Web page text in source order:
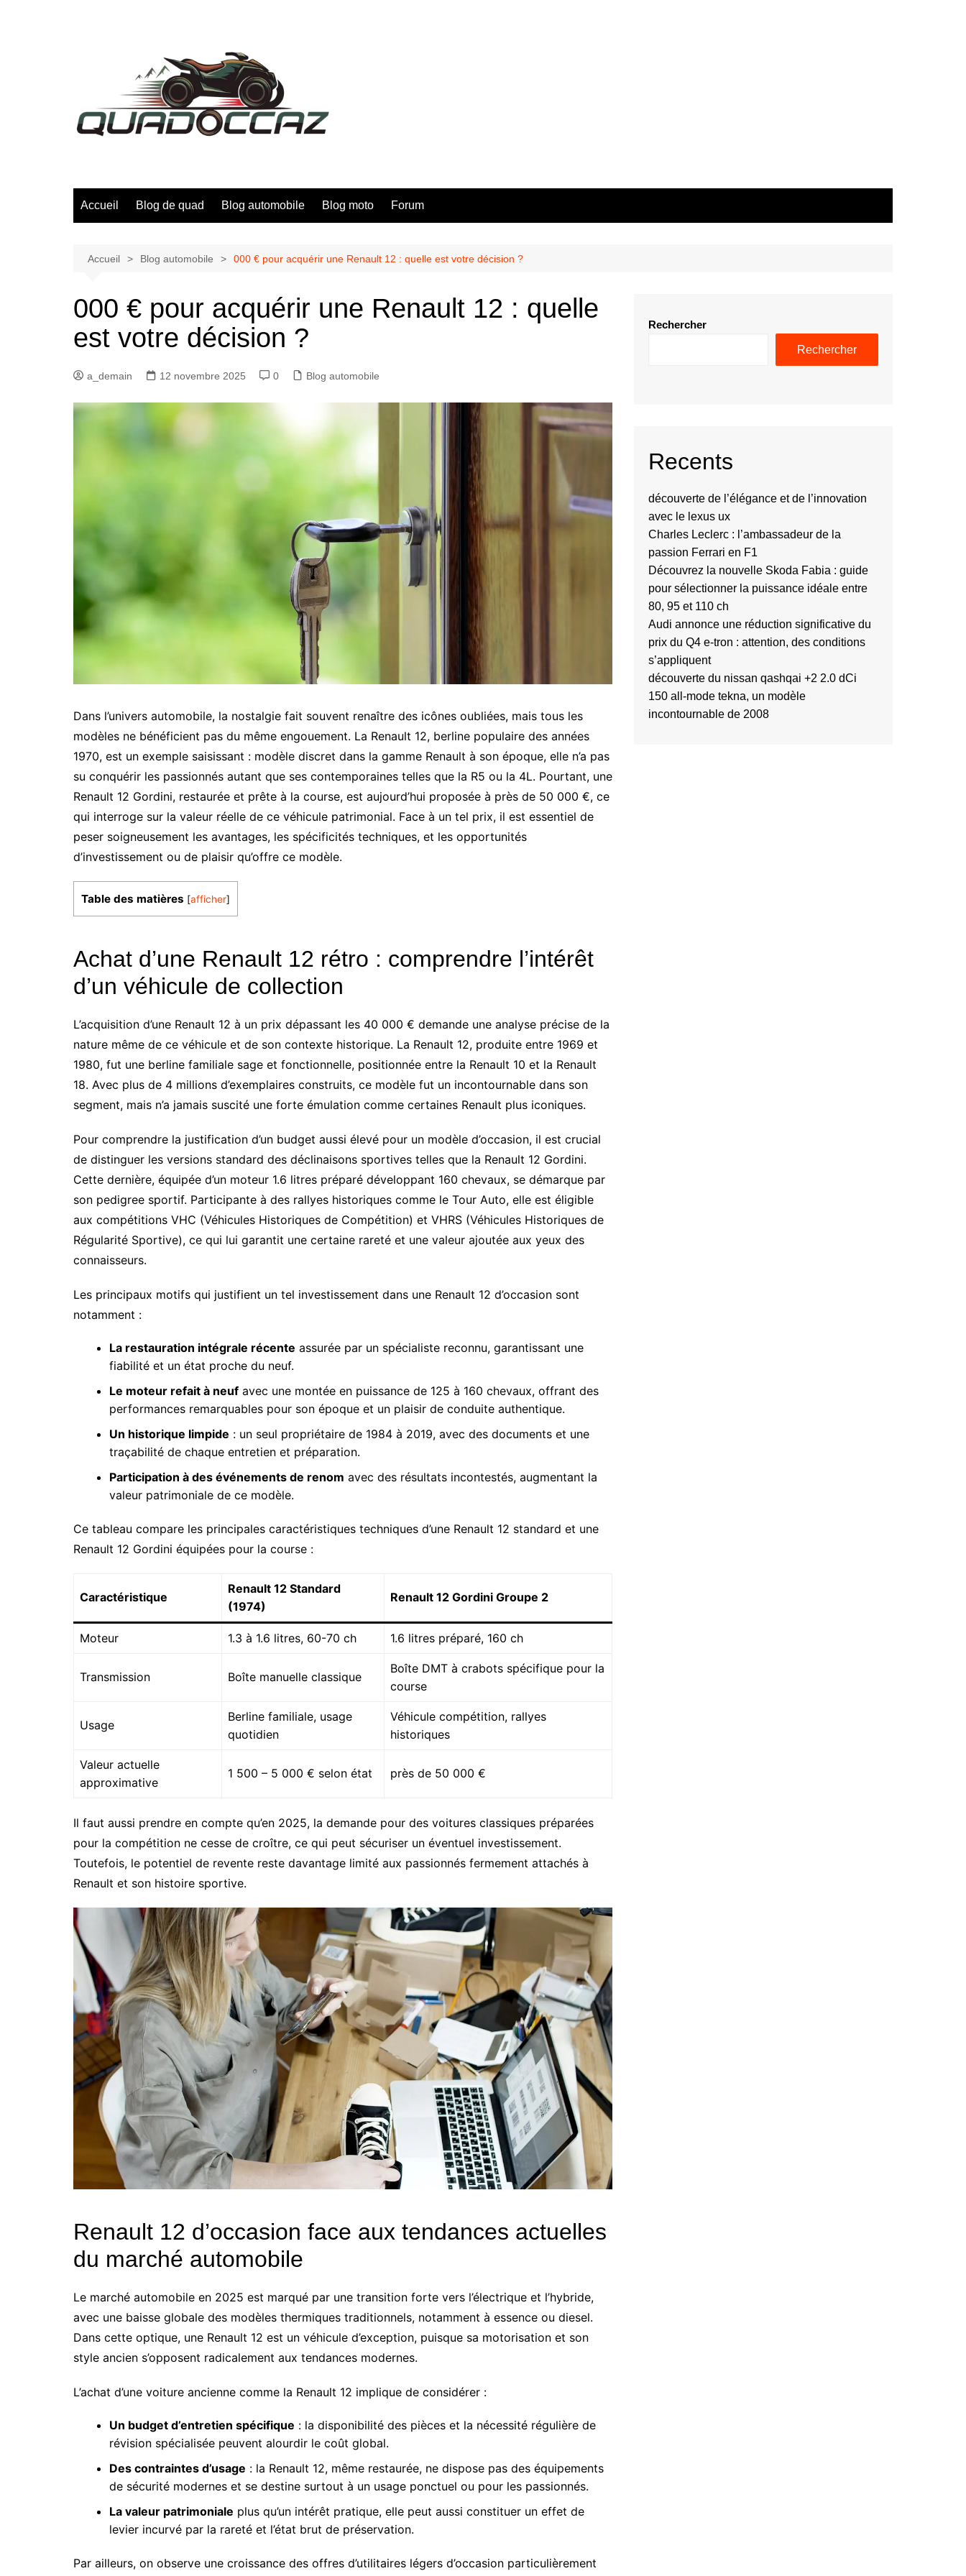
Accueil Blog de quad Blog automobile Blog moto Forum
Accueil Blog automobile 000 € pour acquérir une Renault 12 : quelle est votre décision ?
000 € pour acquérir une Renault 12 : quelle
est votre décision ?
a_demain 12 novembre 2025 0 Blog automobile
Dans l’univers automobile, la nostalgie fait souvent renaître des icônes oubliées, mais tous les
modèles ne bénéficient pas du même engouement. La Renault 12, berline populaire des années
1970, est un exemple saisissant : modèle discret dans la gamme Renault à son époque, elle n’a pas
su conquérir les passionnés autant que ses contemporaines telles que la R5 ou la 4L. Pourtant, une
Renault 12 Gordini, restaurée et prête à la course, est aujourd’hui proposée à près de 50 000 €, ce
qui interroge sur la valeur réelle de ce véhicule patrimonial. Face à un tel prix, il est essentiel de
peser soigneusement les avantages, les spécificités techniques, et les opportunités
d’investissement ou de plaisir qu’offre ce modèle.
Table des matières [afficher]
Achat d’une Renault 12 rétro : comprendre l’intérêt
d’un véhicule de collection
L’acquisition d’une Renault 12 à un prix dépassant les 40 000 € demande une analyse précise de la
nature même de ce véhicule et de son contexte historique. La Renault 12, produite entre 1969 et
1980, fut une berline familiale sage et fonctionnelle, positionnée entre la Renault 10 et la Renault
18. Avec plus de 4 millions d’exemplaires construits, ce modèle fut un incontournable dans son
segment, mais n’a jamais suscité une forte émulation comme certaines Renault plus iconiques.
Pour comprendre la justification d’un budget aussi élevé pour un modèle d’occasion, il est crucial
de distinguer les versions standard des déclinaisons sportives telles que la Renault 12 Gordini.
Cette dernière, équipée d’un moteur 1.6 litres préparé développant 160 chevaux, se démarque par
son pedigree sportif. Participante à des rallyes historiques comme le Tour Auto, elle est éligible
aux compétitions VHC (Véhicules Historiques de Compétition) et VHRS (Véhicules Historiques de
Régularité Sportive), ce qui lui garantit une certaine rareté et une valeur ajoutée aux yeux des
connaisseurs.
Les principaux motifs qui justifient un tel investissement dans une Renault 12 d’occasion sont
notamment :
La restauration intégrale récente assurée par un spécialiste reconnu, garantissant une
fiabilité et un état proche du neuf.
Le moteur refait à neuf avec une montée en puissance de 125 à 160 chevaux, offrant des
performances remarquables pour son époque et un plaisir de conduite authentique.
Un historique limpide : un seul propriétaire de 1984 à 2019, avec des documents et une
traçabilité de chaque entretien et préparation.
Participation à des événements de renom avec des résultats incontestés, augmentant la
valeur patrimoniale de ce modèle.
Ce tableau compare les principales caractéristiques techniques d’une Renault 12 standard et une
Renault 12 Gordini équipées pour la course :
Caractéristique
Renault 12 Standard
(1974)
Renault 12 Gordini Groupe 2
Moteur 1.3 à 1.6 litres, 60-70 ch 1.6 litres préparé, 160 ch
Transmission Boîte manuelle classique
Boîte DMT à crabots spécifique pour la
course
Usage
Berline familiale, usage
quotidien
Véhicule compétition, rallyes
historiques
Valeur actuelle
approximative
1 500 – 5 000 € selon état près de 50 000 €
Il faut aussi prendre en compte qu’en 2025, la demande pour des voitures classiques préparées
pour la compétition ne cesse de croître, ce qui peut sécuriser un éventuel investissement.
Toutefois, le potentiel de revente reste davantage limité aux passionnés fermement attachés à
Renault et son histoire sportive.
Renault 12 d’occasion face aux tendances actuelles
du marché automobile
Le marché automobile en 2025 est marqué par une transition forte vers l’électrique et l’hybride,
avec une baisse globale des modèles thermiques traditionnels, notamment à essence ou diesel.
Dans cette optique, une Renault 12 est un véhicule d’exception, puisque sa motorisation et son
style ancien s’opposent radicalement aux tendances modernes.
L’achat d’une voiture ancienne comme la Renault 12 implique de considérer :
Un budget d’entretien spécifique : la disponibilité des pièces et la nécessité régulière de
révision spécialisée peuvent alourdir le coût global.
Des contraintes d’usage : la Renault 12, même restaurée, ne dispose pas des équipements
de sécurité modernes et se destine surtout à un usage ponctuel ou pour les passionnés.
La valeur patrimoniale plus qu’un intérêt pratique, elle peut aussi constituer un effet de
levier incurvé par la rareté et l’état brut de préservation.
Par ailleurs, on observe une croissance des offres d’utilitaires légers d’occasion particulièrement
Rechercher
Rechercher
Recents
découverte de l’élégance et de l’innovation
avec le lexus ux
Charles Leclerc : l’ambassadeur de la
passion Ferrari en F1
Découvrez la nouvelle Skoda Fabia : guide
pour sélectionner la puissance idéale entre
80, 95 et 110 ch
Audi annonce une réduction significative du
prix du Q4 e-tron : attention, des conditions
s’appliquent
découverte du nissan qashqai +2 2.0 dCi
150 all-mode tekna, un modèle
incontournable de 2008